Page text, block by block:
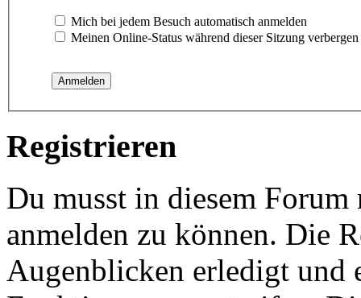
Mich bei jedem Besuch automatisch anmelden
Meinen Online-Status während dieser Sitzung verbergen
Registrieren
Du musst in diesem
anmelden zu können. Die
Augenblicken erledigt und